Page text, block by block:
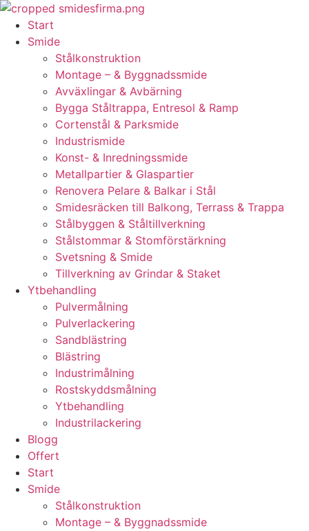
Skip
content
Start
Smide
Stålkonstruktion
Montage – & Byggnadssmide
Avväxlingar & Avbärning
Bygga Ståltrappa, Entresol & Ramp
Cortenstål & Parksmide
Industrismide
Konst- & Inredningssmide
Metallpartier & Glaspartier
Renovera Pelare & Balkar i Stål
Smidesräcken till Balkong, Terrass & Trappa
Stålbyggen & Ståltillverkning
Stålstommar & Stomförstärkning
Svetsning & Smide
Tillverkning av Grindar & Staket
Ytbehandling
Pulvermålning
Pulverlackering
Sandblästring
Blästring
Industrimålning
Rostskyddsmålning
Ytbehandling
Industrilackering
Blogg
Offert
Start
Smide
Stålkonstruktion
Montage – & Byggnadssmide